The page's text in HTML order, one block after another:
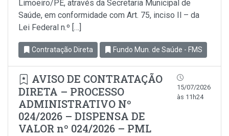
Limoeiro/PE, através da Secretaria Municipal de
Saúde, em conformidade com Art. 75, inciso Il – da
Lei Federal n.º […]
Contratação Direta Fundo Mun. de Saúde - FMS
AVISO DE CONTRATAÇÃO
DIRETA – PROCESSO
ADMINISTRATIVO Nº
024/2026 – DISPENSA DE
VALOR nº 024/2026 – PML
15/07/2026
às 11h24